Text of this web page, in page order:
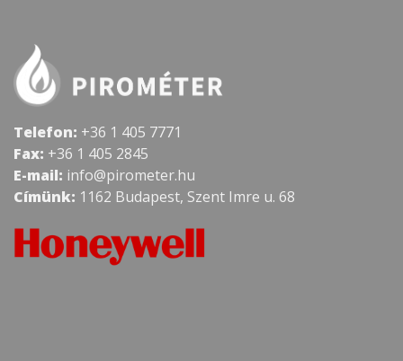
Telefon: +36 1 405 7771
Fax: +36 1 405 2845
E-mail: info@pirometer.hu
Címünk: 1162 Budapest, Szent Imre u. 68